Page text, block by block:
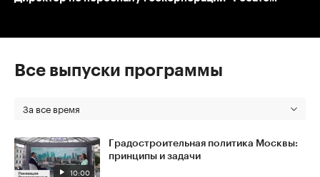
Все выпуски программы
За все время
10:00
Градостроительная политика Москвы:
принципы и задачи